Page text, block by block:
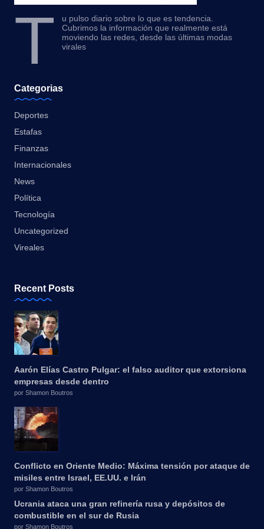
T
u pulso diario sobre lo que es tendencia.
Cubrimos la información que realmente está
moviendo las redes, desde las últimas modas
virales
Categorias
Deportes
Estafas
Finanzas
Internacionales
News
Política
Tecnología
Uncategorized
Vireales
Recent Posts
Aarón Elías Castro Pulgar: el falso auditor que extorsiona
empresas desde dentro
por Shamon Boutros
Conflicto en Oriente Medio: Máxima tensión por ataque de
misiles entre Israel, EE.UU. e Irán
por Shamon Boutros
Ucrania ataca una gran refinería rusa y depósitos de
combustible en el sur de Rusia
por Shamon Boutros